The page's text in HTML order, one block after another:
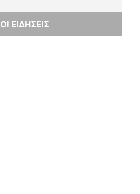
ΕΙΔΗΣΕΙΣ